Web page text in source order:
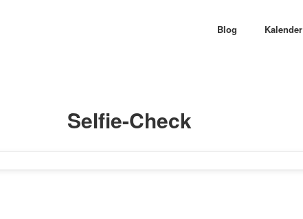
Blog Kalender
Selfie-Check